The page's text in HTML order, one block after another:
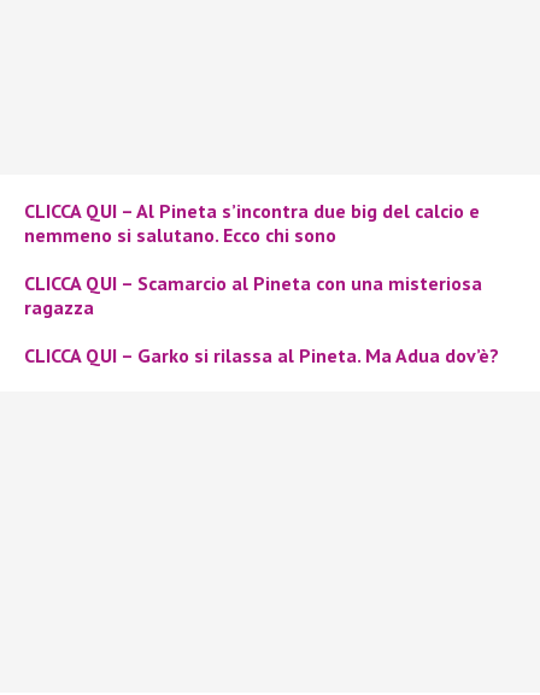
CLICCA QUI – Al Pineta s’incontra due big del calcio e
nemmeno si salutano. Ecco chi sono
CLICCA QUI – Scamarcio al Pineta con una misteriosa
ragazza
CLICCA QUI – Garko si rilassa al Pineta. Ma Adua dov’è?